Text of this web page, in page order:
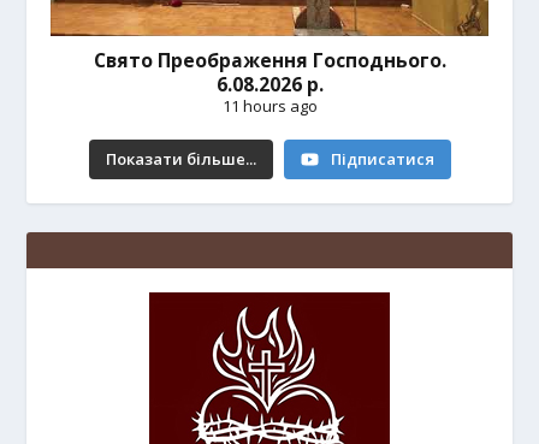
Свято Преображення Господнього.
6.08.2026 р.
11 hours ago
Показати більше... Підписатися